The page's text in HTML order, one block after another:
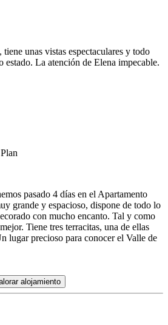
unas vistas espectaculares y todo
estado. La atención de Elena impecable.
pasado 4 días en el Apartamento
grande y espacioso, dispone de todo lo
con mucho encanto. Tal y como
Tiene tres terracitas, una de ellas
lugar precioso para conocer el Valle de
alojamiento